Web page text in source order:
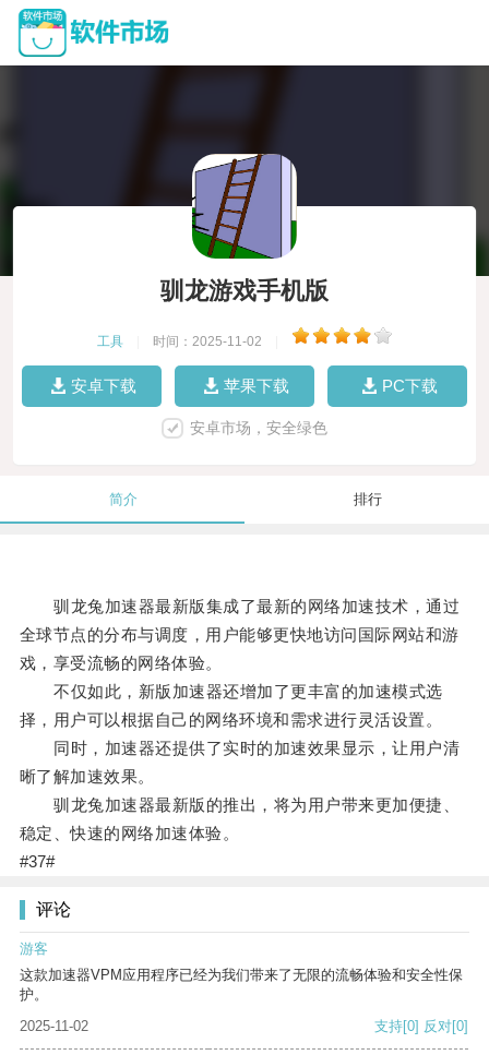
驯龙游戏手机版
工具 时间：2025-11-02
安卓下载 苹果下载 PC下载
安卓市场，安全绿色
简介 排行
驯龙兔加速器最新版集成了最新的网络加速技术，通过
全球节点的分布与调度，用户能够更快地访问国际网站和游
戏，享受流畅的网络体验。
不仅如此，新版加速器还增加了更丰富的加速模式选
择，用户可以根据自己的网络环境和需求进行灵活设置。
同时，加速器还提供了实时的加速效果显示，让用户清
晰了解加速效果。
驯龙兔加速器最新版的推出，将为用户带来更加便捷、
稳定、快速的网络加速体验。
#37#
评论
游客
这款加速器VPM应用程序已经为我们带来了无限的流畅体验和安全性保
护。
2025-11-02
支持[0] 反对[0]